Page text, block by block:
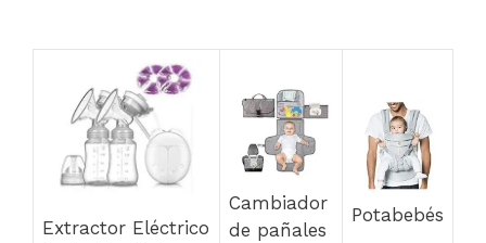
Extractor Eléctrico
Cambiador
de pañales
Potabebés